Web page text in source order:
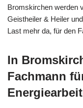
Bromskirchen werden
Geistheiler & Heiler
Last mehr da, für den
In
Fachmann